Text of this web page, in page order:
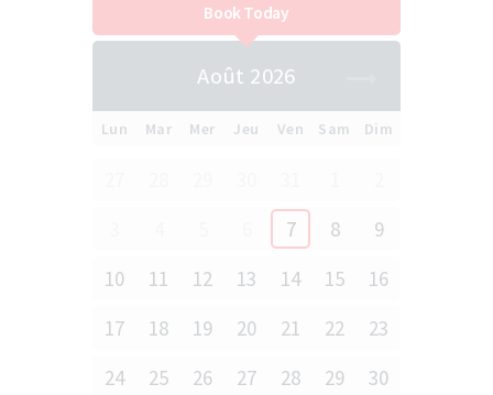
Book Today
Août 2026
Lun Mar Mer Jeu Ven Sam Dim
7 8
9
10
11 12 13 14 15
16
17
18 19 20 21 22
23
24
25 26 27 28 29
30